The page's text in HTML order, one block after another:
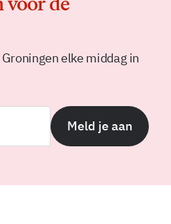
elke middag in
Meld je aan